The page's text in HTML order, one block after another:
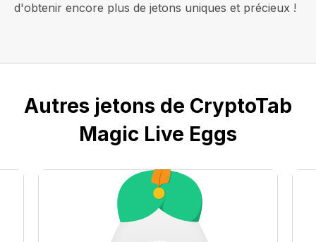
d'obtenir encore plus de jetons uniques et précieux !
Autres jetons de CryptoTab
Magic Live Eggs